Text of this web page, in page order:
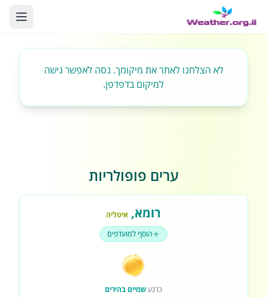
לא הצלחנו לאתר את מיקומך. נסה לאפשר גישה
למיקום בדפדפן.
ערים פופולריות
רומא, איטליה
הוסף למועדפים
כרגעשמיים בהירים